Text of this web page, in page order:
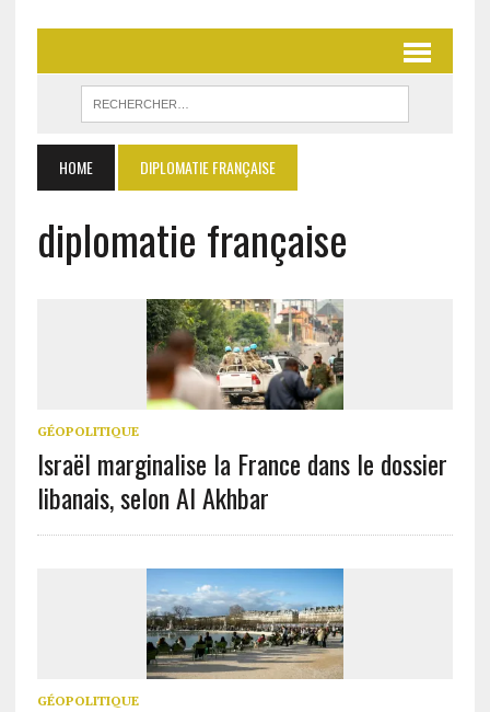
HOME DIPLOMATIE FRANÇAISE
diplomatie française
GÉOPOLITIQUE
Israël marginalise la France dans le dossier
libanais, selon Al Akhbar
GÉOPOLITIQUE